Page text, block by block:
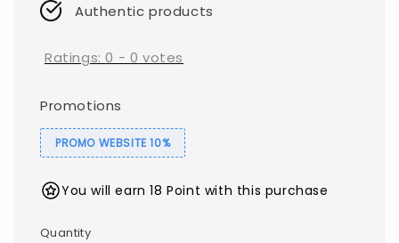
Authentic products
Ratings:0 - 0 votes
Promotions
PROMO WEBSITE 10%
You will earn 18 Point with this purchase
Quantity